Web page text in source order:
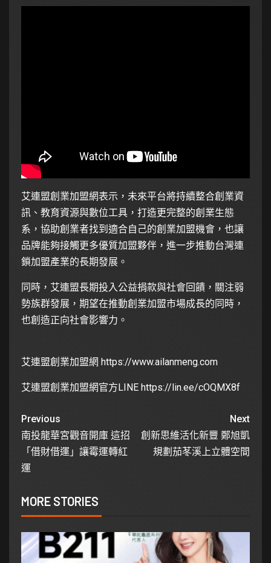
艾連盟創業加盟網表示，未來平台將持續整合創業資
訊、教育資源與數位工具，打造更完整的創業生態
系，協助創業者找到適合自己的創業加盟機會，也讓
品牌能夠接觸更多優質加盟夥伴，進一步推動台灣連
鎖加盟產業的長期發展。
同時，艾連盟長期投入公益捐款與社會回饋，關注弱
勢族群發展，期望在推動創業加盟市場成長的同時，
也創造正向社會影響力。
艾連盟創業加盟網 https://www.ailanmeng.com
艾連盟創業加盟網官方LINE https://lin.ee/cOQMX8f
Previous
南投龍華宮觀音開庫 這招
「借財借運」讓霉運轉紅
運
Next
創新思維活化新豐 鄭旭凱
規劃茄苳溪上立體空間
MORE STORIES